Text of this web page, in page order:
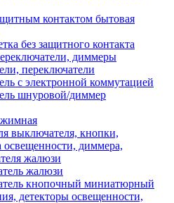
контактом бытовая
без защитного контакта
диммеры
переключатели
с электронной коммутацией
шнуровой/диммер
выключателя, кнопки,
освещенности, диммера,
жалюзи
жалюзи
кнопочный миниатюрный
детекторы освещенности,